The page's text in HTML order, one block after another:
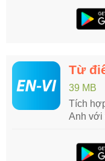
Từ
39 MB
Tích
Anh với